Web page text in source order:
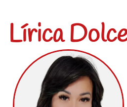
Lírica